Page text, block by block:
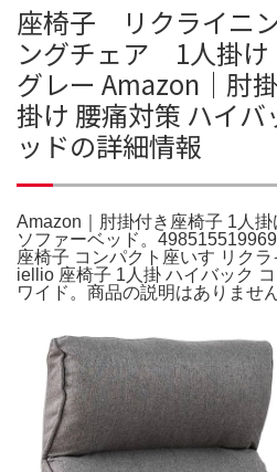
座椅子 リクライニ
ングチェア 1人掛
グレー Amazon｜肘
掛け 腰痛対策 ハイ
ッドの詳細情報
Amazon｜肘掛付き座椅子 1人
ソファーベッド。
座椅子 コンパクト座いす リクラ
iellio 座椅子 1人掛 ハイバック
ワイド。商品の説明はありませ